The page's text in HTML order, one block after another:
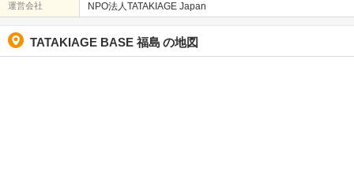
運営会社 NPO法人TATAKIAGE Japan
TATAKIAGE BASE 福島 の地図